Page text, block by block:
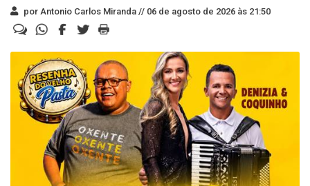
por Antonio Carlos Miranda // 06 de agosto de 2026 às 21:50